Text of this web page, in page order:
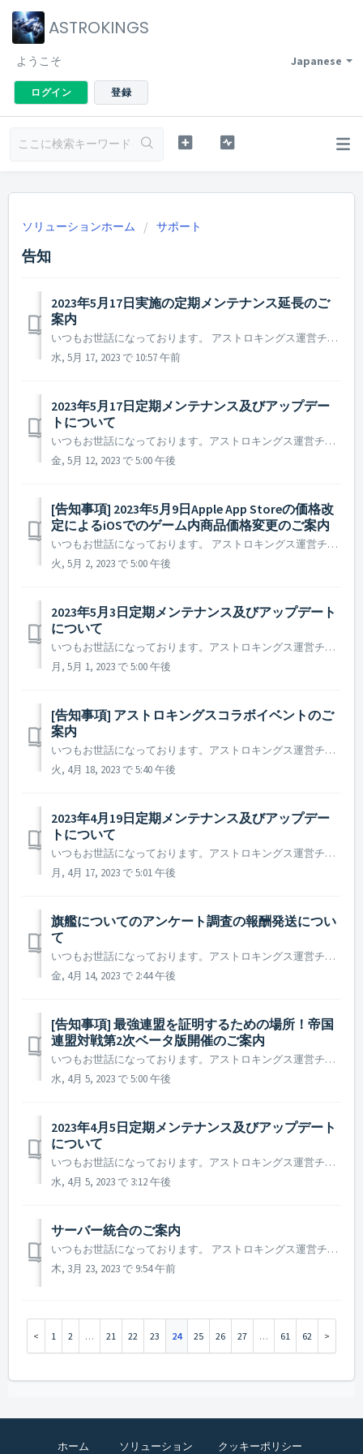
ASTROKINGS
Japanese
ようこそ
ログイン 登録
ソリューションホーム サポート
告知
2023年5月17日実施の定期メンテナンス延長のご
案内
いつもお世話になっております。 アストロキングス運営チームです。 2023年5月17日実施中の定期メンテナンス及びアップデートの時間が延長となりますことをご案内申し上げます。 ▶️ 2023年5月17日定期メンテナンス及びアップデート延長のご案内 - メンテナンス時間 : 202...
水, 5月 17, 2023 で 10:57 午前
2023年5月17日定期メンテナンス及びアップデー
トについて
いつもお世話になっております。アストロキングス運営チームです。 2023年5月17日に実施予定の定期メンテナンス及びアップデート内容についてご案内いたします。 ※ 本告知は事前告知であり、諸事情により一部内容が変更となる場合がございます。その際は改めてご案内させていただく予定です。 ...
金, 5月 12, 2023 で 5:00 午後
[告知事項] 2023年5月9日Apple App Storeの価格改
定によるiOSでのゲーム内商品価格変更のご案内
いつもお世話になっております。 アストロキングス運営チームです。 2023年5月9日Apple App Storeのアプリ及びアプリ内購入価格の改定により、アストロキングスの日本と韓国を含む一部国家のiOSで購入するアプリ内の商品価格が変更されます。 アプリ内の商品価格は、米ドルの為替レートを...
火, 5月 2, 2023 で 5:00 午後
2023年5月3日定期メンテナンス及びアップデート
について
いつもお世話になっております。アストロキングス運営チームです。 2023年5月3日に実施予定の定期メンテナンス及びアップデート内容についてご案内いたします。 ※ 本告知は事前告知であり、諸事情により一部内容が変更となる場合がございます。その際は改めてご案内させていただく予定です。 ...
月, 5月 1, 2023 で 5:00 午後
[告知事項] アストロキングスコラボイベントのご
案内
いつもお世話になっております。アストロキングス運営チームです。 多くの司令官の皆様からご要望いただいた作品がアストロキングスとの新規コラボとしてやってきます！ 伝説の旗艦ヤマトに乗って「宇宙戦艦ヤマト2205 新たなる旅立ち」の英雄がアストロキングスの銀河系に出陣します。 第65護衛...
火, 4月 18, 2023 で 5:40 午後
2023年4月19日定期メンテナンス及びアップデー
トについて
いつもお世話になっております。アストロキングス運営チームです。 2023年4月19日に実施予定の定期メンテナンス及びアップデート内容についてご案内いたします。 ※ 本告知は事前告知であり、諸事情により一部内容が変更となる場合がございます。その際は改めてご案内させていただく予定です。 ...
月, 4月 17, 2023 で 5:01 午後
旗艦についてのアンケート調査の報酬発送につい
て
いつもお世話になっております。アストロキングス運営チームです。 旗艦についてのアンケート 調査にたくさんのご協力をいただきどうもありがとうございました。 本アンケートにご協力いただいたお礼の報酬を本日支給させていただきました。 ただし、ご協力いただいた司令官様のうち、報酬受け取りのための...
金, 4月 14, 2023 で 2:44 午後
[告知事項] 最強連盟を証明するための場所！帝国
連盟対戦第2次ベータ版開催のご案内
いつもお世話になっております。アストロキングス運営チームです。 司令官様の連盟の実力を試す熾烈な戦場、帝国連盟対戦コンテンツが間もなく第2次ベータ版として戻ってきます！ 司令官様の連盟の実力を試す機会が再来しました。 他サーバーの連盟との戦闘を通し、司令官様が所属する連盟の名声...
水, 4月 5, 2023 で 5:00 午後
2023年4月5日定期メンテナンス及びアップデート
について
いつもお世話になっております。アストロキングス運営チームです。 2023年4月5日に実施予定の定期メンテナンス及びアップデート内容についてご案内いたします。 ※ 本告知は事前告知であり、諸事情により一部内容が変更となる場合がございます。その際は改めてご案内させていただく予定です。 ...
水, 4月 5, 2023 で 3:12 午後
サーバー統合のご案内​
いつもお世話になっております。 アストロキングス運営チームです。 より良いゲーム環境をご提供するため、 2023年4月5日にサーバー統合を行う事をご案内致します。 ▶️ サーバー統合のご案内 ※ 2021年から実施されるサーバー統合は統合サーバー対象に統合前の2週間、サーバー統合特...
木, 3月 23, 2023 で 9:54 午前
1 2 … 21 22 23 24 25 26 27 … 61 62
ホーム ソリューション クッキーポリシー